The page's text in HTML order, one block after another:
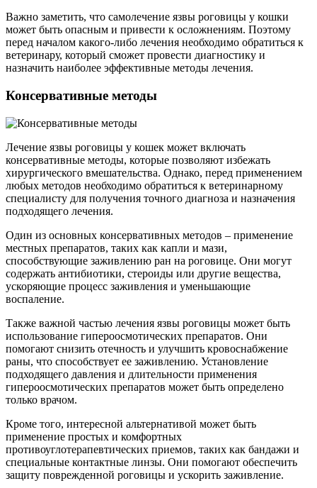
Важно заметить, что самолечение язвы роговицы у кошки
может быть опасным и привести к осложнениям. Поэтому
перед началом какого-либо лечения необходимо обратиться к
ветеринару, который сможет провести диагностику и
назначить наиболее эффективные методы лечения.
Консервативные методы
Лечение язвы роговицы у кошек может включать
консервативные методы, которые позволяют избежать
хирургического вмешательства. Однако, перед применением
любых методов необходимо обратиться к ветеринарному
специалисту для получения точного диагноза и назначения
подходящего лечения.
Один из основных консервативных методов – применение
местных препаратов, таких как капли и мази,
способствующие заживлению ран на роговице. Они могут
содержать антибиотики, стероиды или другие вещества,
ускоряющие процесс заживления и уменьшающие
воспаление.
Также важной частью лечения язвы роговицы может быть
использование гипероосмотических препаратов. Они
помогают снизить отечность и улучшить кровоснабжение
раны, что способствует ее заживлению. Установление
подходящего давления и длительности применения
гипероосмотических препаратов может быть определено
только врачом.
Кроме того, интересной альтернативой может быть
применение простых и комфортных
противоуглотерапевтических приемов, таких как бандажи и
специальные контактные линзы. Они помогают обеспечить
защиту поврежденной роговицы и ускорить заживление.